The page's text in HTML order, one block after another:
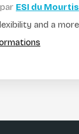
ESI du Mourtis
and a